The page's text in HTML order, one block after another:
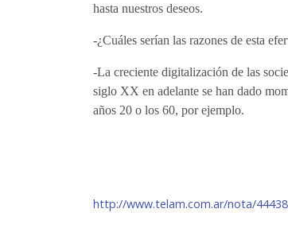
hasta nuestros deseos.
-¿Cuáles serían las razones de esta
-La creciente digitalización de las
siglo XX en adelante se han dado
años 20 o los 60, por ejemplo.
http://www.telam.com.ar/nota/